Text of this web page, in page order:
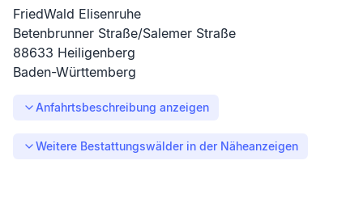
FriedWald Elisenruhe
Betenbrunner Straße/Salemer Straße
88633 Heiligenberg
Baden-Württemberg
Anfahrtsbeschreibung anzeigen
Weitere Bestattungswälder in der Näheanzeigen